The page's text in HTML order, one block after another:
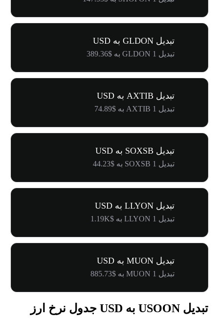
تبدیل GLDON به USD
تبدیل 1 GLDON به $389.36
تبدیل AXTIB به USD
تبدیل 1 AXTIB به $74.89
تبدیل SOXSB به USD
تبدیل 1 SOXSB به $44.23
تبدیل LLYON به USD
تبدیل 1 LLYON به $1.19K
تبدیل MUON به USD
تبدیل 1 MUON به $885.73
تبدیل USOON به USD جدول نرخ ارز